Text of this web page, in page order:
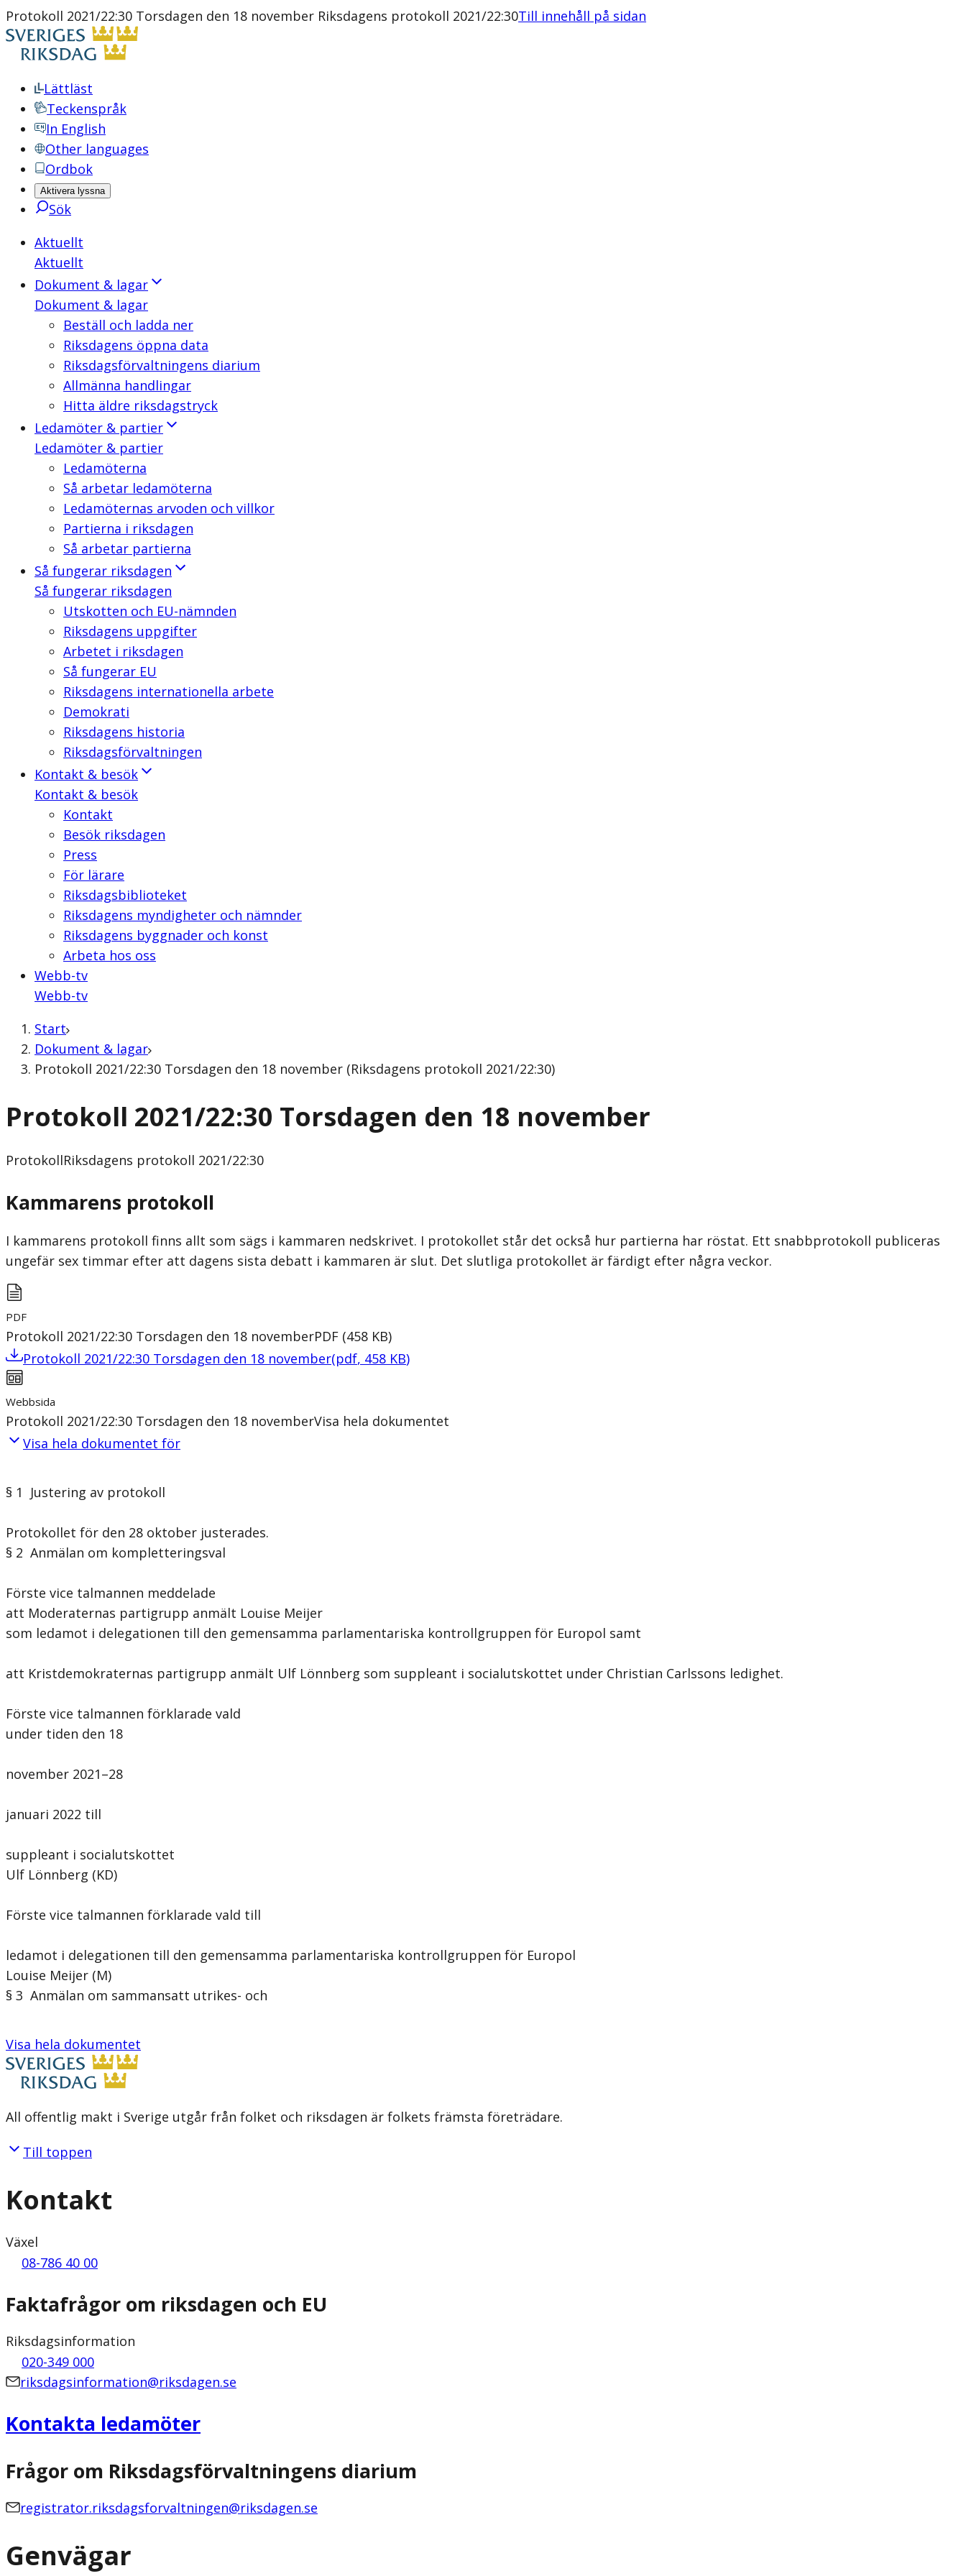
Protokoll 2021/22:30 Torsdagen den 18 november Riksdagens protokoll 2021/22:30Till innehåll på sidan
Lättläst
Teckenspråk
In English
Other languages
Ordbok
Aktivera lyssna
Sök
Aktuellt
Aktuellt
Dokument & lagar
Dokument & lagar
Beställ och ladda ner
Riksdagens öppna data
Riksdagsförvaltningens diarium
Allmänna handlingar
Hitta äldre riksdagstryck
Ledamöter & partier
Ledamöter & partier
Ledamöterna
Så arbetar ledamöterna
Ledamöternas arvoden och villkor
Partierna i riksdagen
Så arbetar partierna
Så fungerar riksdagen
Så fungerar riksdagen
Utskotten och EU-nämnden
Riksdagens uppgifter
Arbetet i riksdagen
Så fungerar EU
Riksdagens internationella arbete
Demokrati
Riksdagens historia
Riksdagsförvaltningen
Kontakt & besök
Kontakt & besök
Kontakt
Besök riksdagen
Press
För lärare
Riksdagsbiblioteket
Riksdagens myndigheter och nämnder
Riksdagens byggnader och konst
Arbeta hos oss
Webb-tv
Webb-tv
Start
Dokument & lagar
Protokoll 2021/22:30 Torsdagen den 18 november (Riksdagens protokoll 2021/22:30)
Protokoll 2021/22:30 Torsdagen den 18 november
ProtokollRiksdagens protokoll 2021/22:30
Kammarens protokoll
I kammarens protokoll finns allt som sägs i kammaren nedskrivet. I protokollet står det också hur partierna har röstat. Ett snabbprotokoll publiceras
ungefär sex timmar efter att dagens sista debatt i kammaren är slut. Det slutliga protokollet är färdigt efter några veckor.
PDF
Protokoll 2021/22:30 Torsdagen den 18 novemberPDF (458 KB)
Protokoll 2021/22:30 Torsdagen den 18 november(pdf, 458 KB)
Webbsida
Protokoll 2021/22:30 Torsdagen den 18 novemberVisa hela dokumentet
Visa hela dokumentet för
§ 1 Justering av protokoll
Protokollet för den 28 oktober justerades.
§ 2 Anmälan om kompletteringsval
Förste vice talmannen meddelade
att Moderaternas partigrupp anmält Louise Meijer
som ledamot i delegationen till den gemensamma parlamentariska kontrollgruppen för Europol samt
att Kristdemokraternas partigrupp anmält Ulf Lönnberg som suppleant i socialutskottet under Christian Carlssons ledighet.
Förste vice talmannen förklarade vald
under tiden den 18
november 2021–28
januari 2022 till
suppleant i socialutskottet
Ulf Lönnberg (KD)
Förste vice talmannen förklarade vald till
ledamot i delegationen till den gemensamma parlamentariska kontrollgruppen för Europol
Louise Meijer (M)
§ 3 Anmälan om sammansatt utrikes- och
Visa hela dokumentet
All offentlig makt i Sverige utgår från folket och riksdagen är folkets främsta företrädare.
Till toppen
Kontakt
Växel
08-786 40 00
Faktafrågor om riksdagen och EU
Riksdagsinformation
020-349 000
riksdagsinformation@riksdagen.se
Kontakta ledamöter
Frågor om Riksdagsförvaltningens diarium
registrator.riksdagsforvaltningen@riksdagen.se
Genvägar